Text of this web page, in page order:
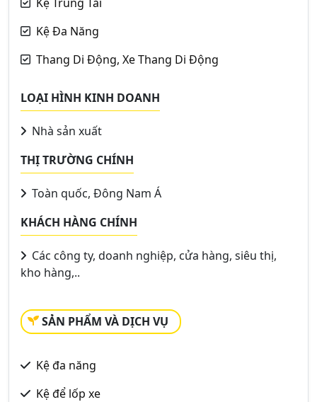
Kệ Đa Năng
Thang Di Động, Xe Thang Di Động
LOẠI HÌNH KINH DOANH
Nhà sản xuất
THỊ TRƯỜNG CHÍNH
Toàn quốc, Đông Nam Á
KHÁCH HÀNG CHÍNH
Các công ty, doanh nghiệp, cửa hàng, siêu thị,
kho hàng,..
SẢN PHẨM VÀ DỊCH VỤ
Kệ đa năng
Kệ để lốp xe